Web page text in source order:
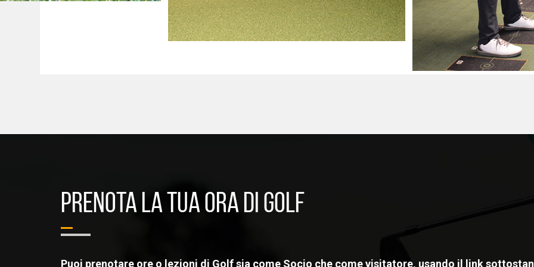
PRENOTA LA TUA ORA DI GOLF
Puoi prenotare ore o lezioni di Golf sia come Socio che come visitatore, usando il link